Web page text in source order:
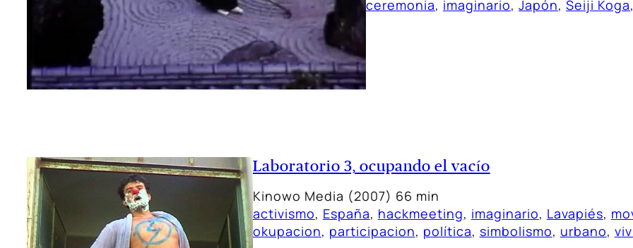
ceremonia, imaginario, Japón, Seiji Koga,
Laboratorio 3, ocupando el vacío
Kinowo Media (2007) 66 min
activismo, España, hackmeeting, imaginario, Lavapiés,
okupacion, participacion, política, simbolismo, urbano,